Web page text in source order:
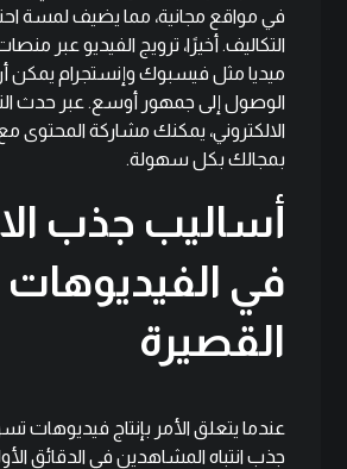
في مواقع مجانية، مما يضيف لمسة
التكاليف. أخيرًا، ترويج الفيديو عبر
ميديا مثل فيسبوك وإنستجرام
الوصول إلى جمهور أوسع. عبر حدث
الالكتروني، يمكنك مشاركة المحتوى
بمجالك بكل سهولة.
أساليب جذب
في الفيديوهات
القصيرة
عندما يتعلق الأمر بإنتاج فيديوهات
جذب انتباه المشاهدين في الدقائق